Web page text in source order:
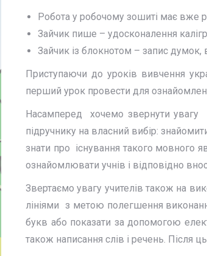
Робота у робочому зошиті має вже
Зайчик пише – удосконалення
Зайчик із блокнотом – запис
Приступаючи до уроків вивчення
перший урок провести для
Насамперед хочемо звернути увагу
підручнику на власний вибір:
знати про існування такого мовного
ознайомлювати учнів і відповідно
Звертаємо увагу учителів також на
лініями з метою полегшення
букв або показати за допомогою
також написання слів і речень. Після